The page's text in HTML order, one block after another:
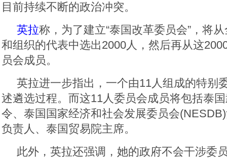
目前持续不断的政治冲突。
英拉称，为了建立“泰国改革委员会”，将
和组织的代表中选出2000人，然后再从这
员会成员。
英拉进一步指出，一个由11人组成的特别
述遴选过程。而这11人委员会成员将包括泰
令、泰国国家经济和社会发展委员会
负责人、泰国贸易院主席。
此外，英拉还强调，她的政府不会干涉委